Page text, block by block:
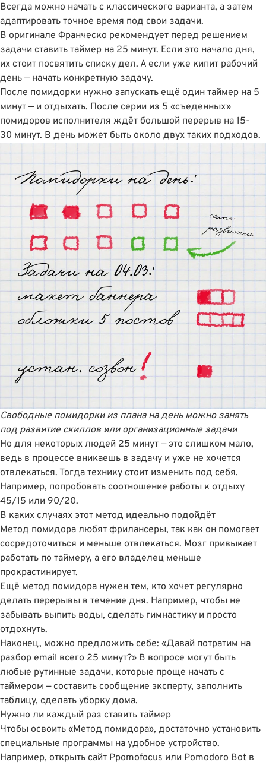
Всегда можно начать с классического варианта, а затем
адаптировать точное время под свои задачи.
В оригинале Франческо рекомендует перед решением
задачи ставить таймер на 25 минут. Если это начало дня,
их стоит посвятить списку дел. А если уже кипит рабочий
день — начать конкретную задачу.
После помидорки нужно запускать ещё один таймер на 5
минут — и отдыхать. После серии из 5 «съеденных»
помидоров исполнителя ждёт большой перерыв на 15-
30 минут. В день может быть около двух таких подходов.
Свободные помидорки из плана на день можно занять
под развитие скиллов или организационные задачи
Но для некоторых людей 25 минут — это слишком мало,
ведь в процессе вникаешь в задачу и уже не хочется
отвлекаться. Тогда технику стоит изменить под себя.
Например, попробовать соотношение работы к отдыху
45/15 или 90/20.
В каких случаях этот метод идеально подойдёт
Метод помидора любят фрилансеры, так как он помогает
сосредоточиться и меньше отвлекаться. Мозг привыкает
работать по таймеру, а его владелец меньше
прокрастинирует.
Ещё метод помидора нужен тем, кто хочет регулярно
делать перерывы в течение дня. Например, чтобы не
забывать выпить воды, сделать гимнастику и просто
отдохнуть.
Наконец, можно предложить себе: «Давай потратим на
разбор email всего 25 минут?» В вопросе могут быть
любые рутинные задачи, которые проще начать с
таймером — составить сообщение эксперту, заполнить
таблицу, сделать уборку дома.
Нужно ли каждый раз ставить таймер
Чтобы освоить «Метод помидора», достаточно установить
специальные программы на удобное устройство.
Например, открыть сайт Ppomofocus или Pomodoro Bot в